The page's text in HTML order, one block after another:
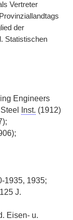
Vertreter
der
Statistischen
Engineers
Inst. (1912)
1935, 1935;
J.
Eisen- u.